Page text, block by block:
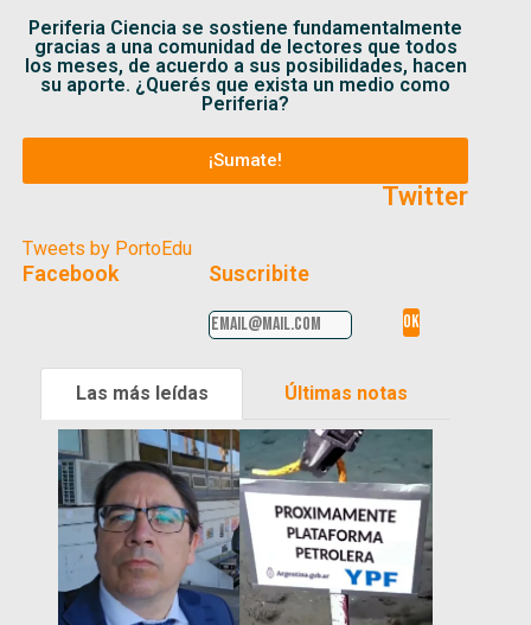
Periferia Ciencia se sostiene fundamentalmente
gracias a una comunidad de lectores que todos
los meses, de acuerdo a sus posibilidades, hacen
su aporte. ¿Querés que exista un medio como
Periferia?
¡Sumate!
Twitter
Tweets by PortoEdu
Facebook Suscribite
Las más leídas Últimas notas